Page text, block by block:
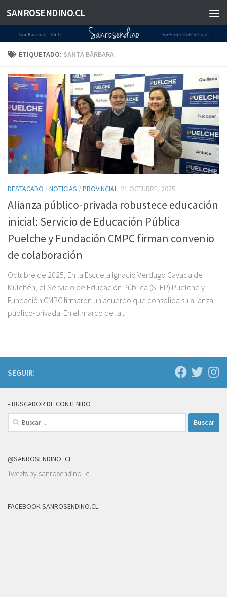
Saltar al contenido
SANROSENDINO.CL
ETIQUETADO: SANTA BÁRBARA
DESTACADO /NOTICIAS /PROVINCIAL 21 OCTUBRE, 2025
Alianza público-privada robustece educación
inicial: Servicio de Educación Pública
Puelche y Fundación CMPC firman convenio
de colaboración
Octubre de 2025; En la Escuela Ignacio Verdugo Cavada de
Mulchén, el Servicio de Educación Pública (SLEP) Puelche y
Fundación CMPC firmaron un acuerdo que consolida su alianza
público-privada. En el marco de la...
SEGUIR:
• BUSCADOR DE CONTENIDO
Buscar:
@SANROSENDINO_CL
Tweets by sanrosendino_cl
FACEBOOK SANROSENDINO.CL